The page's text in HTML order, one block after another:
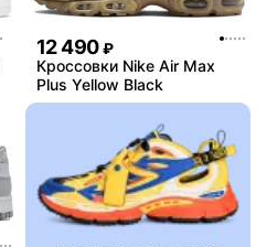
12 490 ₽
Кроссовки Nike Air Max
Plus Yellow Black